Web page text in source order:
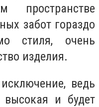
пространстве
забот гораздо
стиля, очень
изделия.
ведь
высокая и будет